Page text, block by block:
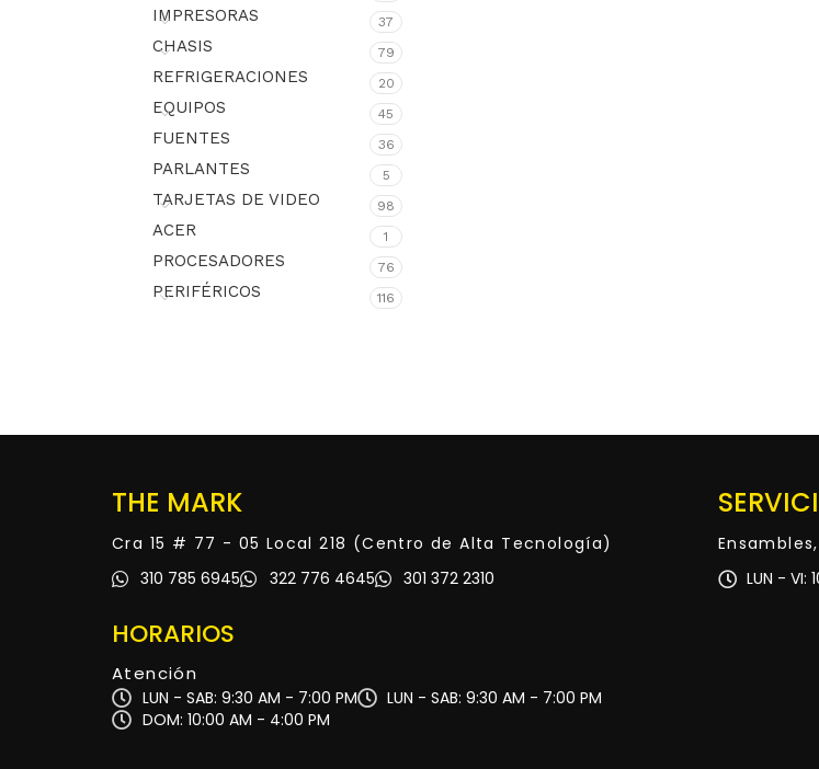
IMPRESORAS 37
CHASIS 79
REFRIGERACIONES 20
EQUIPOS 45
FUENTES 36
PARLANTES 5
TARJETAS DE VIDEO 98
ACER 1
PROCESADORES 76
PERIFÉRICOS 116
THE MARK
Cra 15 # 77 - 05 Local 218 (Centro de Alta Tecnología)
310 785 6945
322 776 4645 301 372 2310
HORARIOS
Atención
LUN - SAB: 9:30 AM - 7:00 PM
LUN - SAB: 9:30 AM - 7:00 PM
DOM: 10:00 AM - 4:00 PM
LUN - VI: